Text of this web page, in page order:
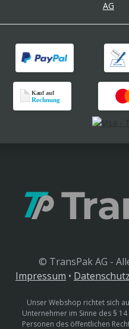
© TransPak AG -
Impressum • Datenschutz
Unser Webshop richtet sich
Unternehmer im Sinne des §
Personen des öffentlichen